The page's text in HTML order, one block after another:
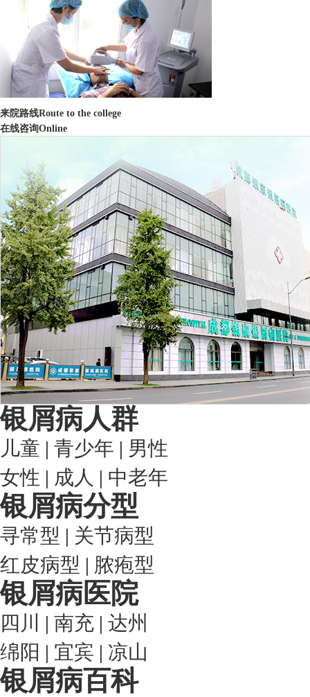
来院路线Route to the college
在线咨询Online
银屑病人群
儿童 | 青少年 | 男性
女性 | 成人 | 中老年
银屑病分型
寻常型 | 关节病型
红皮病型 | 脓疱型
银屑病医院
四川 | 南充 | 达州
绵阳 | 宜宾 | 凉山
银屑病百科